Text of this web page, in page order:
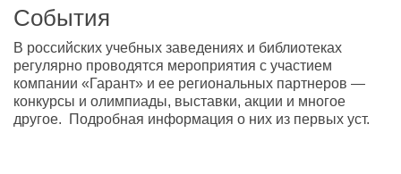
События
В российских учебных заведениях и библиотеках
регулярно проводятся мероприятия с участием
компании «Гарант» и ее региональных партнеров —
конкурсы и олимпиады, выставки, акции и многое
другое. Подробная информация о них из первых уст.